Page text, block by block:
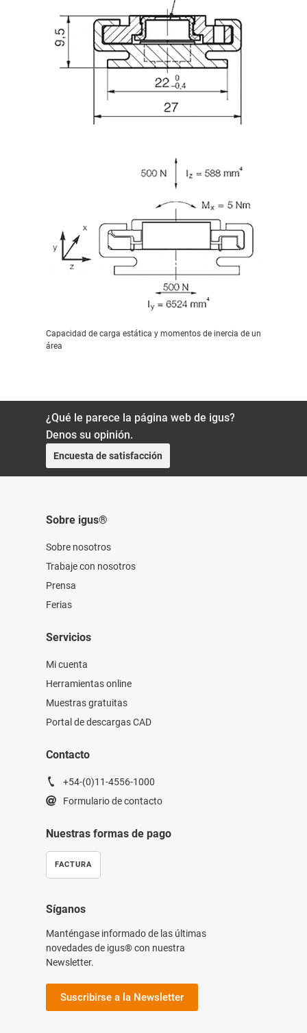
Capacidad de carga estática y momentos de inercia de un
área
¿Qué le parece la página web de igus?
Denos su opinión.
Encuesta de satisfacción
Sobre igus®
Sobre nosotros
Trabaje con nosotros
Prensa
Ferias
Servicios
Mi cuenta
Herramientas online
Muestras gratuitas
Portal de descargas CAD
Contacto
+54-(0)11-4556-1000
Formulario de contacto
Nuestras formas de pago
FACTURA
Síganos
Manténgase informado de las últimas
novedades de igus® con nuestra
Newsletter.
Suscribirse a la Newsletter